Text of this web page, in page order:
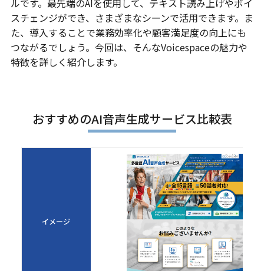
スチェンジができ、さまざまなシーンで活用できます。ま
た、導入することで業務効率化や顧客満足度の向上にも
つながるでしょう。今回は、そんなVoicespaceの魅力や
特徴を詳しく紹介します。
おすすめのAI音声生成サービス比較表
イメージ